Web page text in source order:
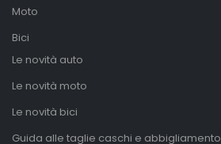
Moto
Bici
Le novità auto
Le novità moto
Le novità bici
Guida alle taglie caschi e abbigliamento